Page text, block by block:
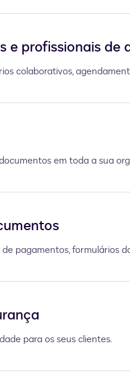
e profissionais de
colaborativos,
em toda a sua
pagamentos, formulários
para os seus clientes.